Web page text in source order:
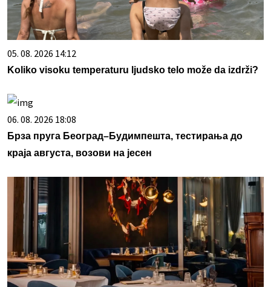
05. 08. 2026 14:12
Koliko visoku temperaturu ljudsko telo može da izdrži?
06. 08. 2026 18:08
Брза пруга Београд–Будимпешта, тестирања до
краја августа, возови на јесен